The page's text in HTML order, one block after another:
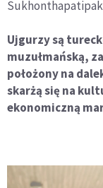
Ujgurzy są
muzułmańską,
położony na
skarżą się na
ekonomiczną